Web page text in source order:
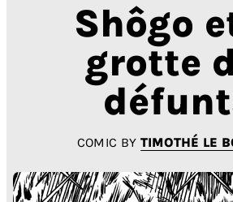
Shôgo
grotte
COMIC BY TIMOTHÉ LE